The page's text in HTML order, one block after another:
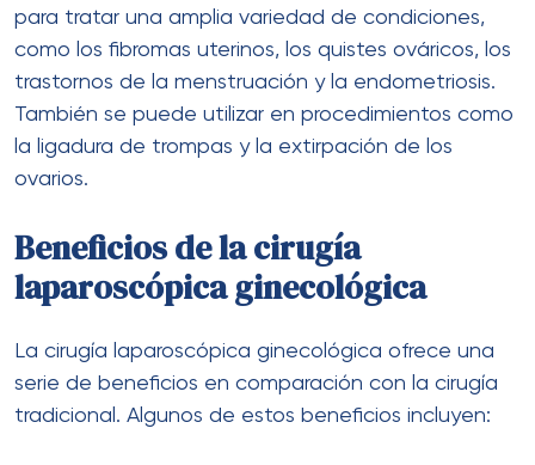
para tratar una amplia variedad de condiciones,
como los fibromas uterinos, los quistes ováricos, los
trastornos de la menstruación y la endometriosis.
También se puede utilizar en procedimientos como
la ligadura de trompas y la extirpación de los
ovarios.
Beneficios de la cirugía
laparoscópica ginecológica
La cirugía laparoscópica ginecológica ofrece una
serie de beneficios en comparación con la cirugía
tradicional. Algunos de estos beneficios incluyen: